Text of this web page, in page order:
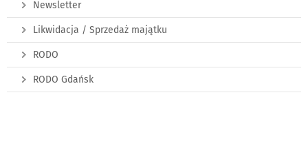
Newsletter
Likwidacja / Sprzedaż majątku
RODO
RODO Gdańsk